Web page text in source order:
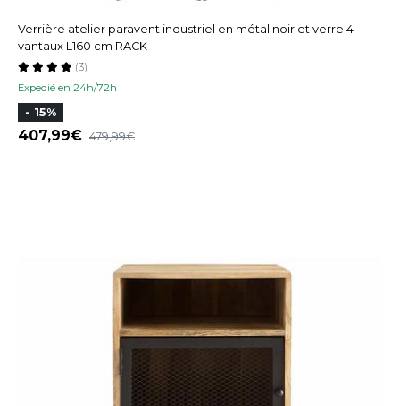
Verrière atelier paravent industriel en métal noir et verre 4
vantaux L160 cm RACK
Expedié en 24h/72h
(3)
- 15%
407,99 479,99